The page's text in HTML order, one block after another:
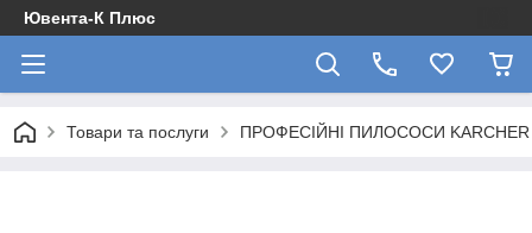
Ювента-К Плюс
Товари та послуги ПРОФЕСІЙНІ ПИЛОСОСИ KARCHER